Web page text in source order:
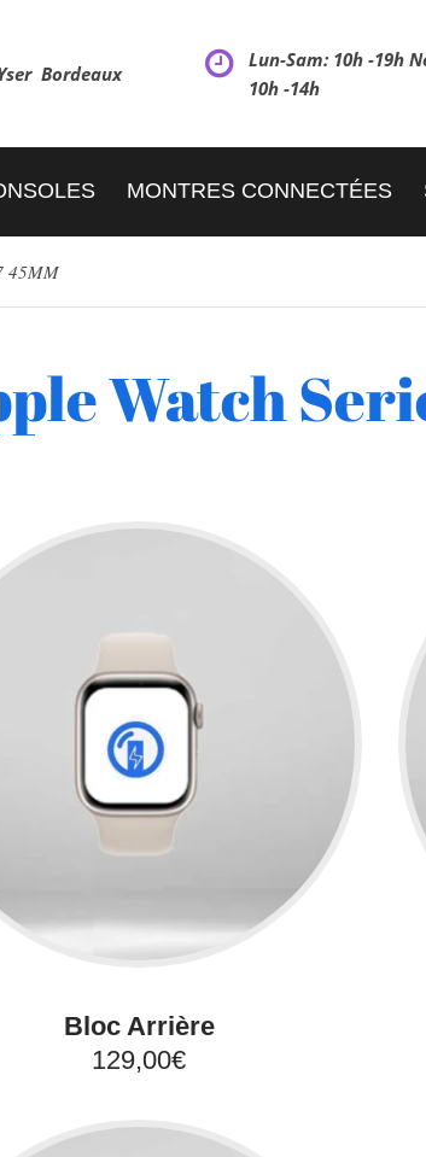
Bordeaux
Lun-Sam: 10h -19h
10h -14h
MONTRES CONNECTÉES
45MM
Watch
Bloc Arrière
129,00€